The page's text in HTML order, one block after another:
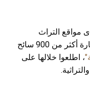
مواقع التراث
العالمي لليونسكو خلال هذا الأسبوع، زيارة أكثر من 900 سائح
، اطلعوا خلالها على